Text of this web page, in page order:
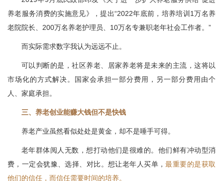
养老服务消费的实施意见》，提出“2022年底前，培养培训1万名养
老院院长、200万名养老护理员、10万名专兼职老年社会工作者。”
而实际需求数字我认为远远不止。
可以判断的是，社区养老、居家养老将是未来的主流，这将以
市场化的方式解决。国家会承担一部分费用，另一部分费用由个
人、家庭承担。
三、养老创业能赚大钱但不是快钱
养老产业虽然看似处处是黄金，却不是唾手可得。
老年群体阅人无数，想打动他们是很难的。他们鲜有冲动型消
费，一定会犹豫、选择、对比。想让老年人买单，最重要的是获取
他们的信任，而信任需要时间的培养。